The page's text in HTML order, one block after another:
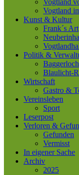
Vogtland
Kunst & Kultur
Frank´s Art
Politik &
Baggerloch
Blaulicht-
Wirtschaft
Gastro &
Vereinsleben
Sport
Leserpost
Verloren &
Gefunden
Vermisst
In eigener Sache
Archiv
2025